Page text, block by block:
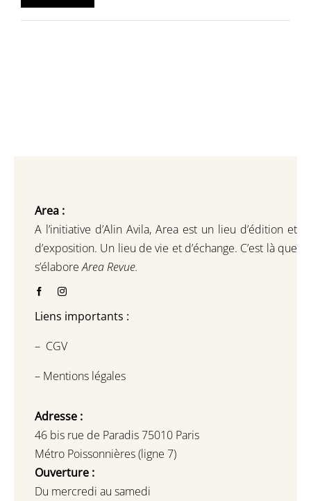
Area :
A l’initiative d’Alin Avila, Area est un lieu d’édition et
d’exposition. Un lieu de vie et d’échange. C’est là que
s’élaboreArea Revue.
Liens importants :
– CGV
– Mentions légales
Adresse :
46 bis rue de Paradis 75010 Paris
Métro Poissonnières (ligne 7)
Ouverture :
Du mercredi au samedi